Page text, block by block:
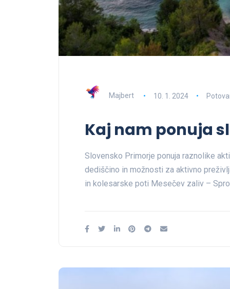
Majbert 10. 1. 2024
Kaj nam ponuja
Slovensko Primorje ponuja raznolike
dediščino in možnosti za aktivno
in kolesarske poti Mesečev zaliv –